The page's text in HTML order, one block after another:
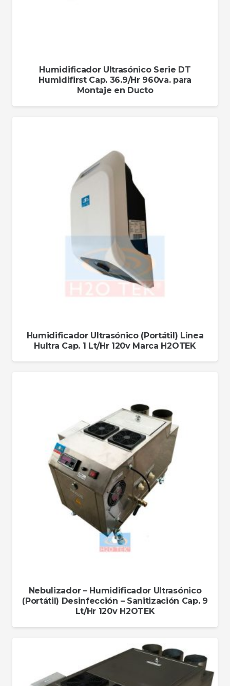
Humidificador Ultrasónico Serie DT
Humidifirst Cap. 36.9/Hr 960va. para
Montaje en Ducto
Humidificador Ultrasónico (Portátil) Linea
Hultra Cap. 1 Lt/Hr 120v Marca H2OTEK
Nebulizador – Humidificador Ultrasónico
(Portátil) Desinfección – Sanitización Cap. 9
Lt/Hr 120v H2OTEK